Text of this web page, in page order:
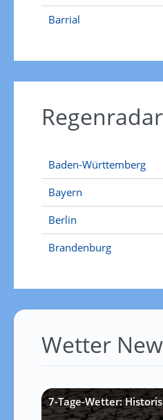
Barrial
Baden-Württemberg
Bayern
Berlin
Brandenburg
Wetter
7-Tage-Wetter: